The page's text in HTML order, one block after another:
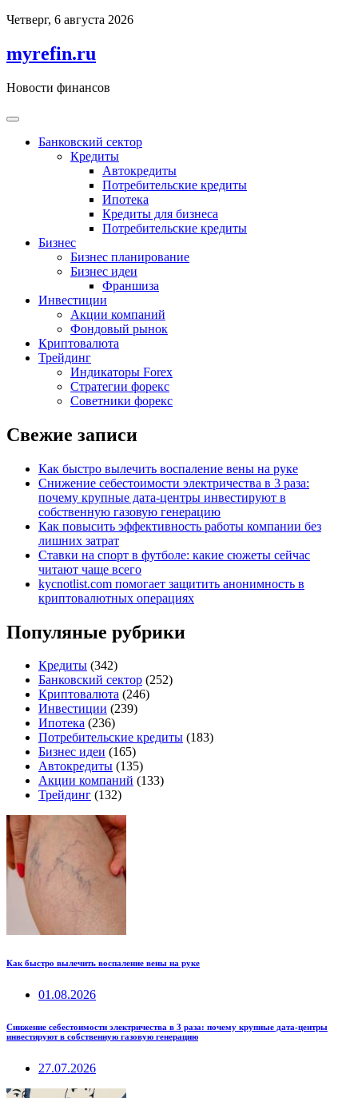
Перейти
содержимому
Четверг, 6 августа 2026
myrefin.ru
Новости финансов
Банковский сектор
Кредиты
Автокредиты
Потребительские кредиты
Ипотека
Кредиты для бизнеса
Потребительские кредиты
Бизнес
Бизнес планирование
Бизнес идеи
Франшиза
Инвестиции
Акции компаний
Фондовый рынок
Криптовалюта
Трейдинг
Индикаторы Forex
Стратегии форекс
Советники форекс
Свежие записи
Как быстро вылечить воспаление вены на руке
Снижение себестоимости электричества в 3 раза:
почему крупные дата-центры инвестируют в
собственную газовую генерацию
Как повысить эффективность работы компании без
лишних затрат
Ставки на спорт в футболе: какие сюжеты сейчас
читают чаще всего
kycnotlist.com помогает защитить анонимность в
криптовалютных операциях
Популяные рубрики
Кредиты (342)
Банковский сектор (252)
Криптовалюта (246)
Инвестиции (239)
Ипотека (236)
Потребительские кредиты (183)
Бизнес идеи (165)
Автокредиты (135)
Акции компаний (133)
Трейдинг (132)
Как быстро вылечить воспаление вены на руке
01.08.2026
Снижение себестоимости электричества в 3 раза: почему крупные дата-центры
инвестируют в собственную газовую генерацию
27.07.2026